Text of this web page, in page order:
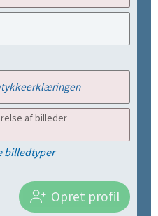
af billeder
billedtyper
Opret profil